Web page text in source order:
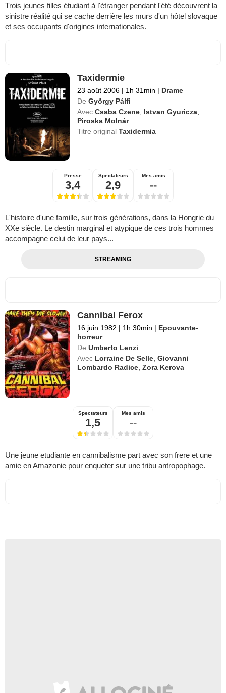
Trois jeunes filles étudiant à l'étranger pendant l'été découvrent la
sinistre réalité qui se cache derrière les murs d'un hôtel slovaque
et ses occupants d'origines internationales.
Taxidermie
23 août 2006 | 1h 31min | Drame
De György Pálfi
Avec Csaba Czene, Istvan Gyuricza,
Piroska Molnár
Titre originalTaxidermia
Presse
3,4
Spectateurs
2,9
Mes amis
--
L'histoire d'une famille, sur trois générations, dans la Hongrie du
XXe siècle. Le destin marginal et atypique de ces trois hommes
accompagne celui de leur pays...
STREAMING
Cannibal Ferox
16 juin 1982 | 1h 30min | Epouvante-
horreur
De Umberto Lenzi
Avec Lorraine De Selle,Giovanni
Lombardo Radice,Zora Kerova
Spectateurs
1,5
Mes amis
--
Une jeune etudiante en cannibalisme part avec son frere et une
amie en Amazonie pour enqueter sur une tribu antropophage.